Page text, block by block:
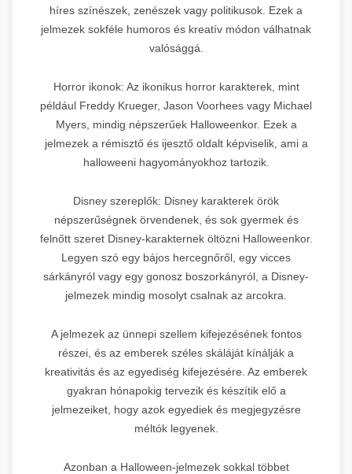
híres színészek, zenészek vagy politikusok. Ezek a
jelmezek sokféle humoros és kreatív módon válhatnak
valósággá.
Horror ikonok: Az ikonikus horror karakterek, mint
például Freddy Krueger, Jason Voorhees vagy Michael
Myers, mindig népszerűek Halloweenkor. Ezek a
jelmezek a rémisztő és ijesztő oldalt képviselik, ami a
halloweeni hagyományokhoz tartozik.
Disney szereplők: Disney karakterek örök
népszerűségnek örvendenek, és sok gyermek és
felnőtt szeret Disney-karakternek öltözni Halloweenkor.
Legyen szó egy bájos hercegnőről, egy vicces
sárkányról vagy egy gonosz boszorkányról, a Disney-
jelmezek mindig mosolyt csalnak az arcokra.
A jelmezek az ünnepi szellem kifejezésének fontos
részei, és az emberek széles skáláját kínálják a
kreativitás és az egyediség kifejezésére. Az emberek
gyakran hónapokig tervezik és készítik elő a
jelmezeiket, hogy azok egyediek és megjegyzésre
méltók legyenek.
Azonban a Halloween-jelmezek sokkal többet